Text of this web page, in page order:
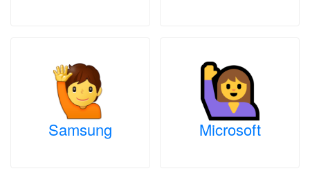
Samsung Microsoft